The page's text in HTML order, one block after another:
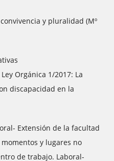
y pluralidad (Mº
Orgánica 1/2017: La
discapacidad en la
Extensión de la facultad
y lugares no
de trabajo. Laboral-